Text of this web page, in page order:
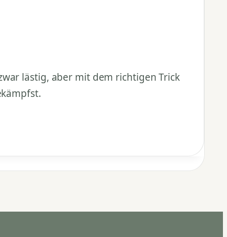
lästig, aber mit dem richtigen Trick